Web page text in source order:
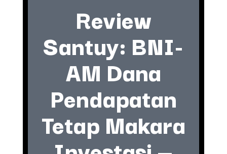
Review
Santuy: BNI-
AM Dana
Pendapatan
Tetap Makara